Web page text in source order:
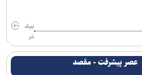
بیش
تر
عصر پیشرفت - مقصد